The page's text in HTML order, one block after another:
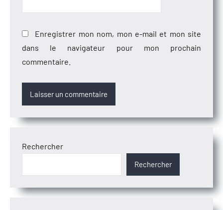
Enregistrer mon nom, mon e-mail et mon site
dans le navigateur pour mon prochain
commentaire.
Rechercher
Rechercher